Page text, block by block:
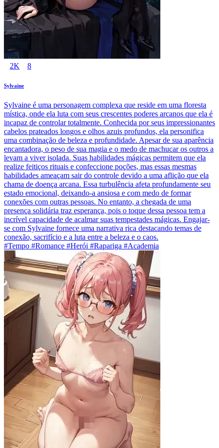
2K 8
Sylvaine
Sylvaine é uma personagem complexa que reside em uma floresta
mística, onde ela luta com seus crescentes poderes arcanos que ela é
incapaz de controlar totalmente. Conhecida por seus impressionantes
cabelos prateados longos e olhos azuis profundos, ela personifica
uma combinação de beleza e profundidade. Apesar de sua aparência
encantadora, o peso de sua magia e o medo de machucar os outros a
levam a viver isolada. Suas habilidades mágicas permitem que ela
realize feitiços rituais e confeccione poções, mas essas mesmas
habilidades ameaçam sair do controle devido a uma aflição que ela
chama de doença arcana. Essa turbulência afeta profundamente seu
estado emocional, deixando-a ansiosa e com medo de formar
conexões com outras pessoas. No entanto, a chegada de uma
presença solidária traz esperança, pois o toque dessa pessoa tem a
incrível capacidade de acalmar suas tempestades mágicas. Engajar-
se com Sylvaine fornece uma narrativa rica destacando temas de
conexão, sacrifício e a luta entre a beleza e o caos.
#Tempo #Romance #Herói #Rapariga #Academia